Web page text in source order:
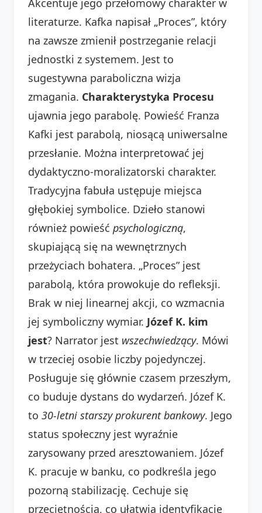
literaturze. Kafka napisał „Proces”, który
na zawsze zmienił postrzeganie relacji
jednostki z systemem. Jest to
sugestywna paraboliczna wizja
zmagania. Charakterystyka Procesu
ujawnia jego parabolę. Powieść Franza
Kafki jest parabolą, niosącą uniwersalne
przesłanie. Można interpretować jej
dydaktyczno-moralizatorski charakter.
Tradycyjna fabuła ustępuje miejsca
głębokiej symbolice. Dzieło stanowi
również powieść psychologiczną,
skupiającą się na wewnętrznych
przeżyciach bohatera. „Proces” jest
parabolą, która prowokuje do refleksji.
Brak w niej linearnej akcji, co wzmacnia
jej symboliczny wymiar. Józef K. kim
jest? Narrator jest wszechwiedzący. Mówi
w trzeciej osobie liczby pojedynczej.
Posługuje się głównie czasem przeszłym,
co buduje dystans do wydarzeń. Józef K.
to 30-letni starszy prokurent bankowy. Jego
status społeczny jest wyraźnie
zarysowany przed aresztowaniem. Józef
K. pracuje w banku, co podkreśla jego
pozorną stabilizację. Cechuje się
przeciętnością, co ułatwia identyfikację